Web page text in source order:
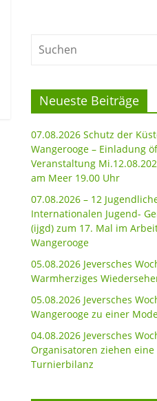
Neueste Beiträge
07.08.2026 Schutz der
Wangerooge – Einladung
Veranstaltung
am Meer 19.00 Uhr
07.08.2026 – 12
Internationalen Jugend-
(ijgd) zum 17. Mal im
Wangerooge
05.08.2026 Jeversches
Warmherziges
05.08.2026 Jeversches
Wangerooge zu einer
04.08.2026 Jeversches
Organisatoren ziehen
Turnierbilanz